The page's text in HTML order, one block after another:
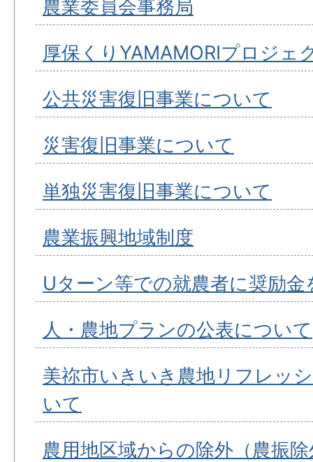
農業委員会事務局
厚保くりYAMAMORIプロジェ
公共災害復旧事業について
災害復旧事業について
単独災害復旧事業について
農業振興地域制度
Uターン等での就農者に奨励
人・農地プランの公表について
美祢市いきいき農地リフレッ
いて
農用地区域からの除外（農振